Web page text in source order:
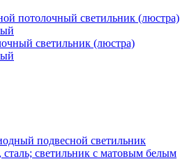
светильник (люстра)